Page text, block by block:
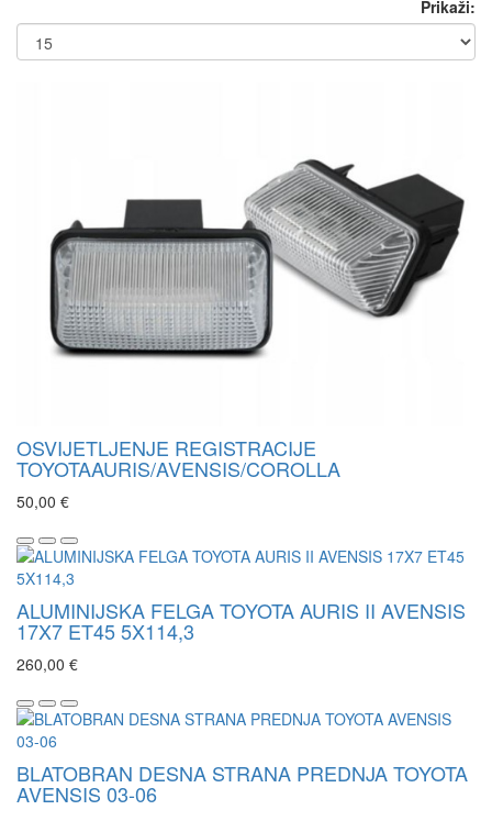
Prikaži:
OSVIJETLJENJE REGISTRACIJE
TOYOTAAURIS/AVENSIS/COROLLA
50,00 €
ALUMINIJSKA FELGA TOYOTA AURIS II AVENSIS
17X7 ET45 5X114,3
260,00 €
BLATOBRAN DESNA STRANA PREDNJA TOYOTA
AVENSIS 03-06